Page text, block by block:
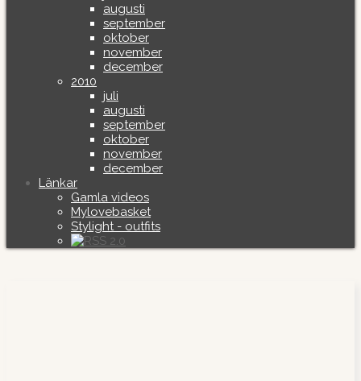
augusti
september
oktober
november
december
2010
juli
augusti
september
oktober
november
december
Länkar
Gamla videos
Mylovebasket
Stylight - outfits